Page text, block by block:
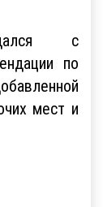
с
по
мест и